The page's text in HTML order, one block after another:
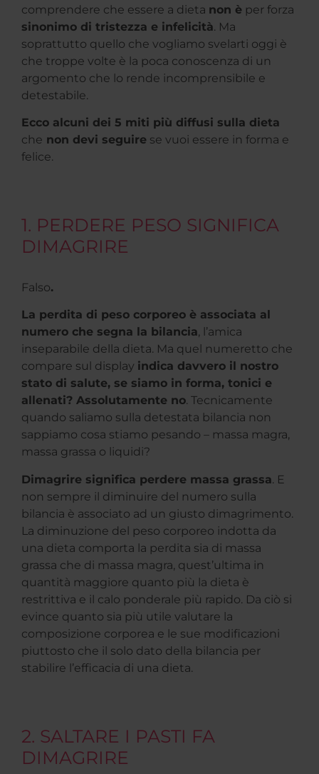
comprendere che essere a dieta non è per forza
sinonimo di tristezza e infelicità. Ma
soprattutto quello che vogliamo svelarti oggi è
che troppe volte è la poca conoscenza di un
argomento che lo rende incomprensibile e
detestabile.
Ecco alcuni dei 5 miti più diffusi sulla dieta
che non devi seguire se vuoi essere in forma e
felice.
1. PERDERE PESO SIGNIFICA
DIMAGRIRE
Falso.
La perdita di peso corporeo è associata al
numero che segna la bilancia, l’amica
inseparabile della dieta. Ma quel numeretto che
compare sul display indica davvero il nostro
stato di salute, se siamo in forma, tonici e
allenati? Assolutamente no. Tecnicamente
quando saliamo sulla detestata bilancia non
sappiamo cosa stiamo pesando – massa magra,
massa grassa o liquidi?
Dimagrire significa perdere massa grassa. E
non sempre il diminuire del numero sulla
bilancia è associato ad un giusto dimagrimento.
La diminuzione del peso corporeo indotta da
una dieta comporta la perdita sia di massa
grassa che di massa magra, quest’ultima in
quantità maggiore quanto più la dieta è
restrittiva e il calo ponderale più rapido. Da ciò si
evince quanto sia più utile valutare la
composizione corporea e le sue modificazioni
piuttosto che il solo dato della bilancia per
stabilire l’efficacia di una dieta.
2. SALTARE I PASTI FA
DIMAGRIRE